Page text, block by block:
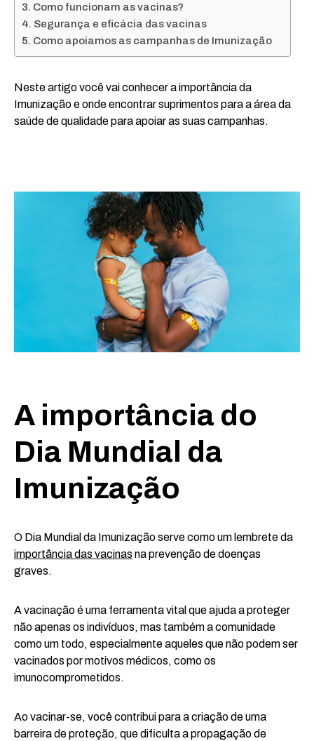
Como funcionam as vacinas?
Segurança e eficácia das vacinas
Como apoiamos as campanhas de Imunização
Neste artigo você vai conhecer a importância da
Imunização e onde encontrar suprimentos para a área da
saúde de qualidade para apoiar as suas campanhas.
A importância do
Dia Mundial da
Imunização
O Dia Mundial da Imunização serve como um lembrete da
importância das vacinas na prevenção de doenças
graves.
A vacinação é uma ferramenta vital que ajuda a proteger
não apenas os indivíduos, mas também a comunidade
como um todo, especialmente aqueles que não podem ser
vacinados por motivos médicos, como os
imunocomprometidos.
Ao vacinar-se, você contribui para a criação de uma
barreira de proteção, que dificulta a propagação de